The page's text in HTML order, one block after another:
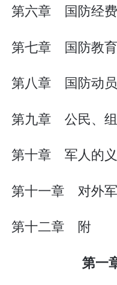
第六章 国防经
第七章 国防教育
第八章 国防动
第九章 公民、
第十章 军人的
第十一章 对外
第十二章 附
第